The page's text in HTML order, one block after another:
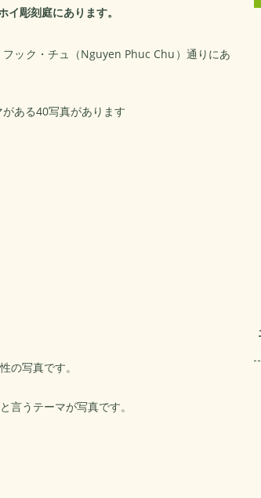
彫刻庭にあります。
ック・チュ（Nguyen Phuc Chu）通りにあ
ある40写真があります
の写真です。
言うテーマが写真です。